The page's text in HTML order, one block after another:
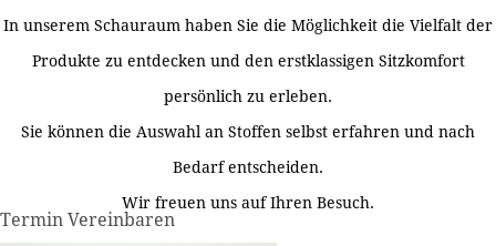
In unserem Schauraum haben Sie die Möglichkeit die Vielfalt der
Produkte zu entdecken und den erstklassigen Sitzkomfort
persönlich zu erleben.
Sie können die Auswahl an Stoffen selbst erfahren und nach
Bedarf entscheiden.
Wir freuen uns auf Ihren Besuch.
Termin Vereinbaren